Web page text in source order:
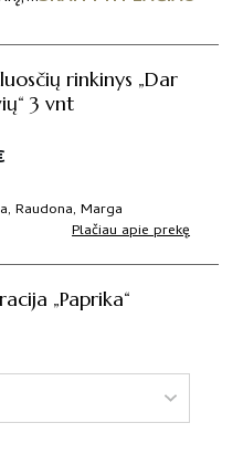
rinkinys „Dar
3 vnt
Current
is:
10,00 €.
Raudona, Marga
Plačiau apie prekę
„Paprika“